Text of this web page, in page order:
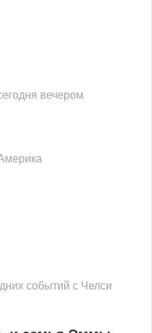
вечером
событий с Челси